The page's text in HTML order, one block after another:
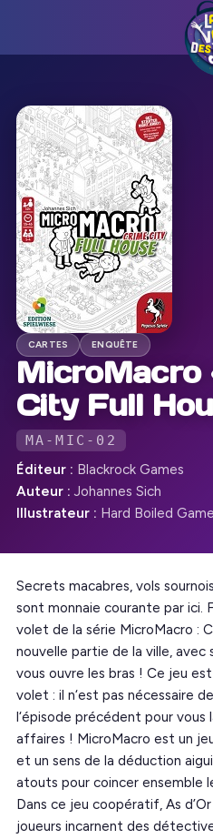
CARTES ENQUÊTE
MicroMacro
City Full
MA-MIC-02
Éditeur : Blackrock Games
Auteur : Johannes Sich
Illustrateur : Hard Boiled
Secrets macabres, vols
sont monnaie courante par ici.
volet de la série MicroMacro :
nouvelle partie de la ville, avec
vous ouvre les bras ! Ce jeu
volet : il n‘est pas nécessaire
l‘épisode précédent pour vous
affaires ! MicroMacro est un
et un sens de la déduction
atouts pour coincer ensemble
Dans ce jeu coopératif, As
joueurs incarnent des